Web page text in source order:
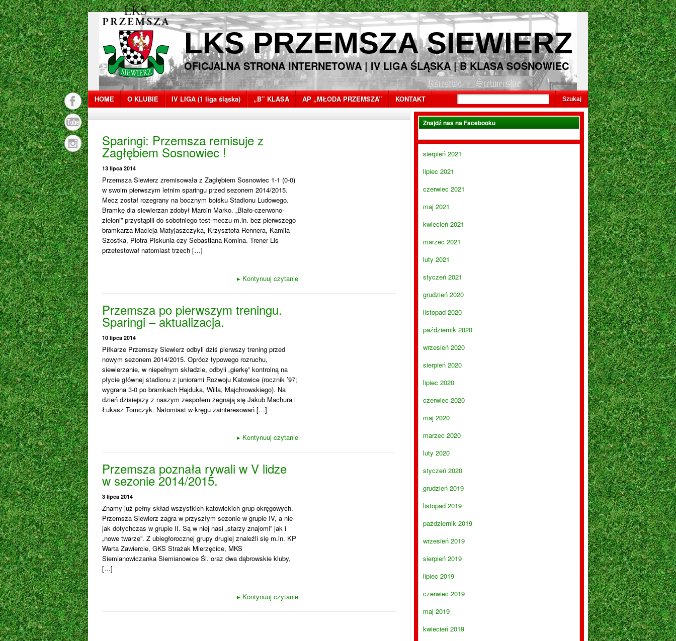
LKS PRZEMSZA SIEWIERZ
OFICJALNA STRONA INTERNETOWA | IV LIGA ŚLĄSKA | B KLASA SOSNOWIEC
HOME O KLUBIE IV LIGA (1 liga śląska) „B” KLASA AP „MŁODA PRZEMSZA” KONTAKT
Sparingi: Przemsza remisuje z
Zagłębiem Sosnowiec !
13 lipca 2014
Przemsza Siewierz zremisowała z Zagłębiem Sosnowiec 1-1 (0-0)
w swoim pierwszym letnim sparingu przed sezonem 2014/2015.
Mecz został rozegrany na bocznym boisku Stadionu Ludowego.
Bramkę dla siewierzan zdobył Marcin Marko. „Biało-czerwono-
zieloni” przystąpili do sobotniego test-meczu m.in. bez pierwszego
bramkarza Macieja Matyjaszczyka, Krzysztofa Rennera, Kamila
Szostka, Piotra Piskunia czy Sebastiana Komina. Trener Lis
przetestował natomiast trzech […]
▸ Kontynuuj czytanie
Przemsza po pierwszym treningu.
Sparingi – aktualizacja.
10 lipca 2014
Piłkarze Przemszy Siewierz odbyli dziś pierwszy trening przed
nowym sezonem 2014/2015. Oprócz typowego rozruchu,
siewierzanie, w niepełnym składzie, odbyli „gierkę” kontrolną na
płycie głównej stadionu z juniorami Rozwoju Katowice (rocznik ’97;
wygrana 3-0 po bramkach Hajduka, Willa, Majchrowskiego). Na
dzień dzisiejszy z naszym zespołem żegnają się Jakub Machura i
Łukasz Tomczyk. Natomiast w kręgu zainteresowań […]
▸ Kontynuuj czytanie
Przemsza poznała rywali w V lidze
w sezonie 2014/2015.
3 lipca 2014
Znamy już pełny skład wszystkich katowickich grup okręgowych.
Przemsza Siewierz zagra w przyszłym sezonie w grupie IV, a nie
jak dotychczas w grupie II. Są w niej nasi „starzy znajomi” jak i
„nowe twarze”. Z ubiegłorocznej grupy drugiej znaleźli się m.in. KP
Warta Zawiercie, GKS Strażak Mierzęcice, MKS
Siemianowiczanka Siemianowice Śl. oraz dwa dąbrowskie kluby,
[…]
▸ Kontynuuj czytanie
Znajdź nas na Facebooku
sierpień 2021
lipiec 2021
czerwiec 2021
maj 2021
kwiecień 2021
marzec 2021
luty 2021
styczeń 2021
grudzień 2020
listopad 2020
październik 2020
wrzesień 2020
sierpień 2020
lipiec 2020
czerwiec 2020
maj 2020
marzec 2020
luty 2020
styczeń 2020
grudzień 2019
listopad 2019
październik 2019
wrzesień 2019
sierpień 2019
lipiec 2019
czerwiec 2019
maj 2019
kwiecień 2019